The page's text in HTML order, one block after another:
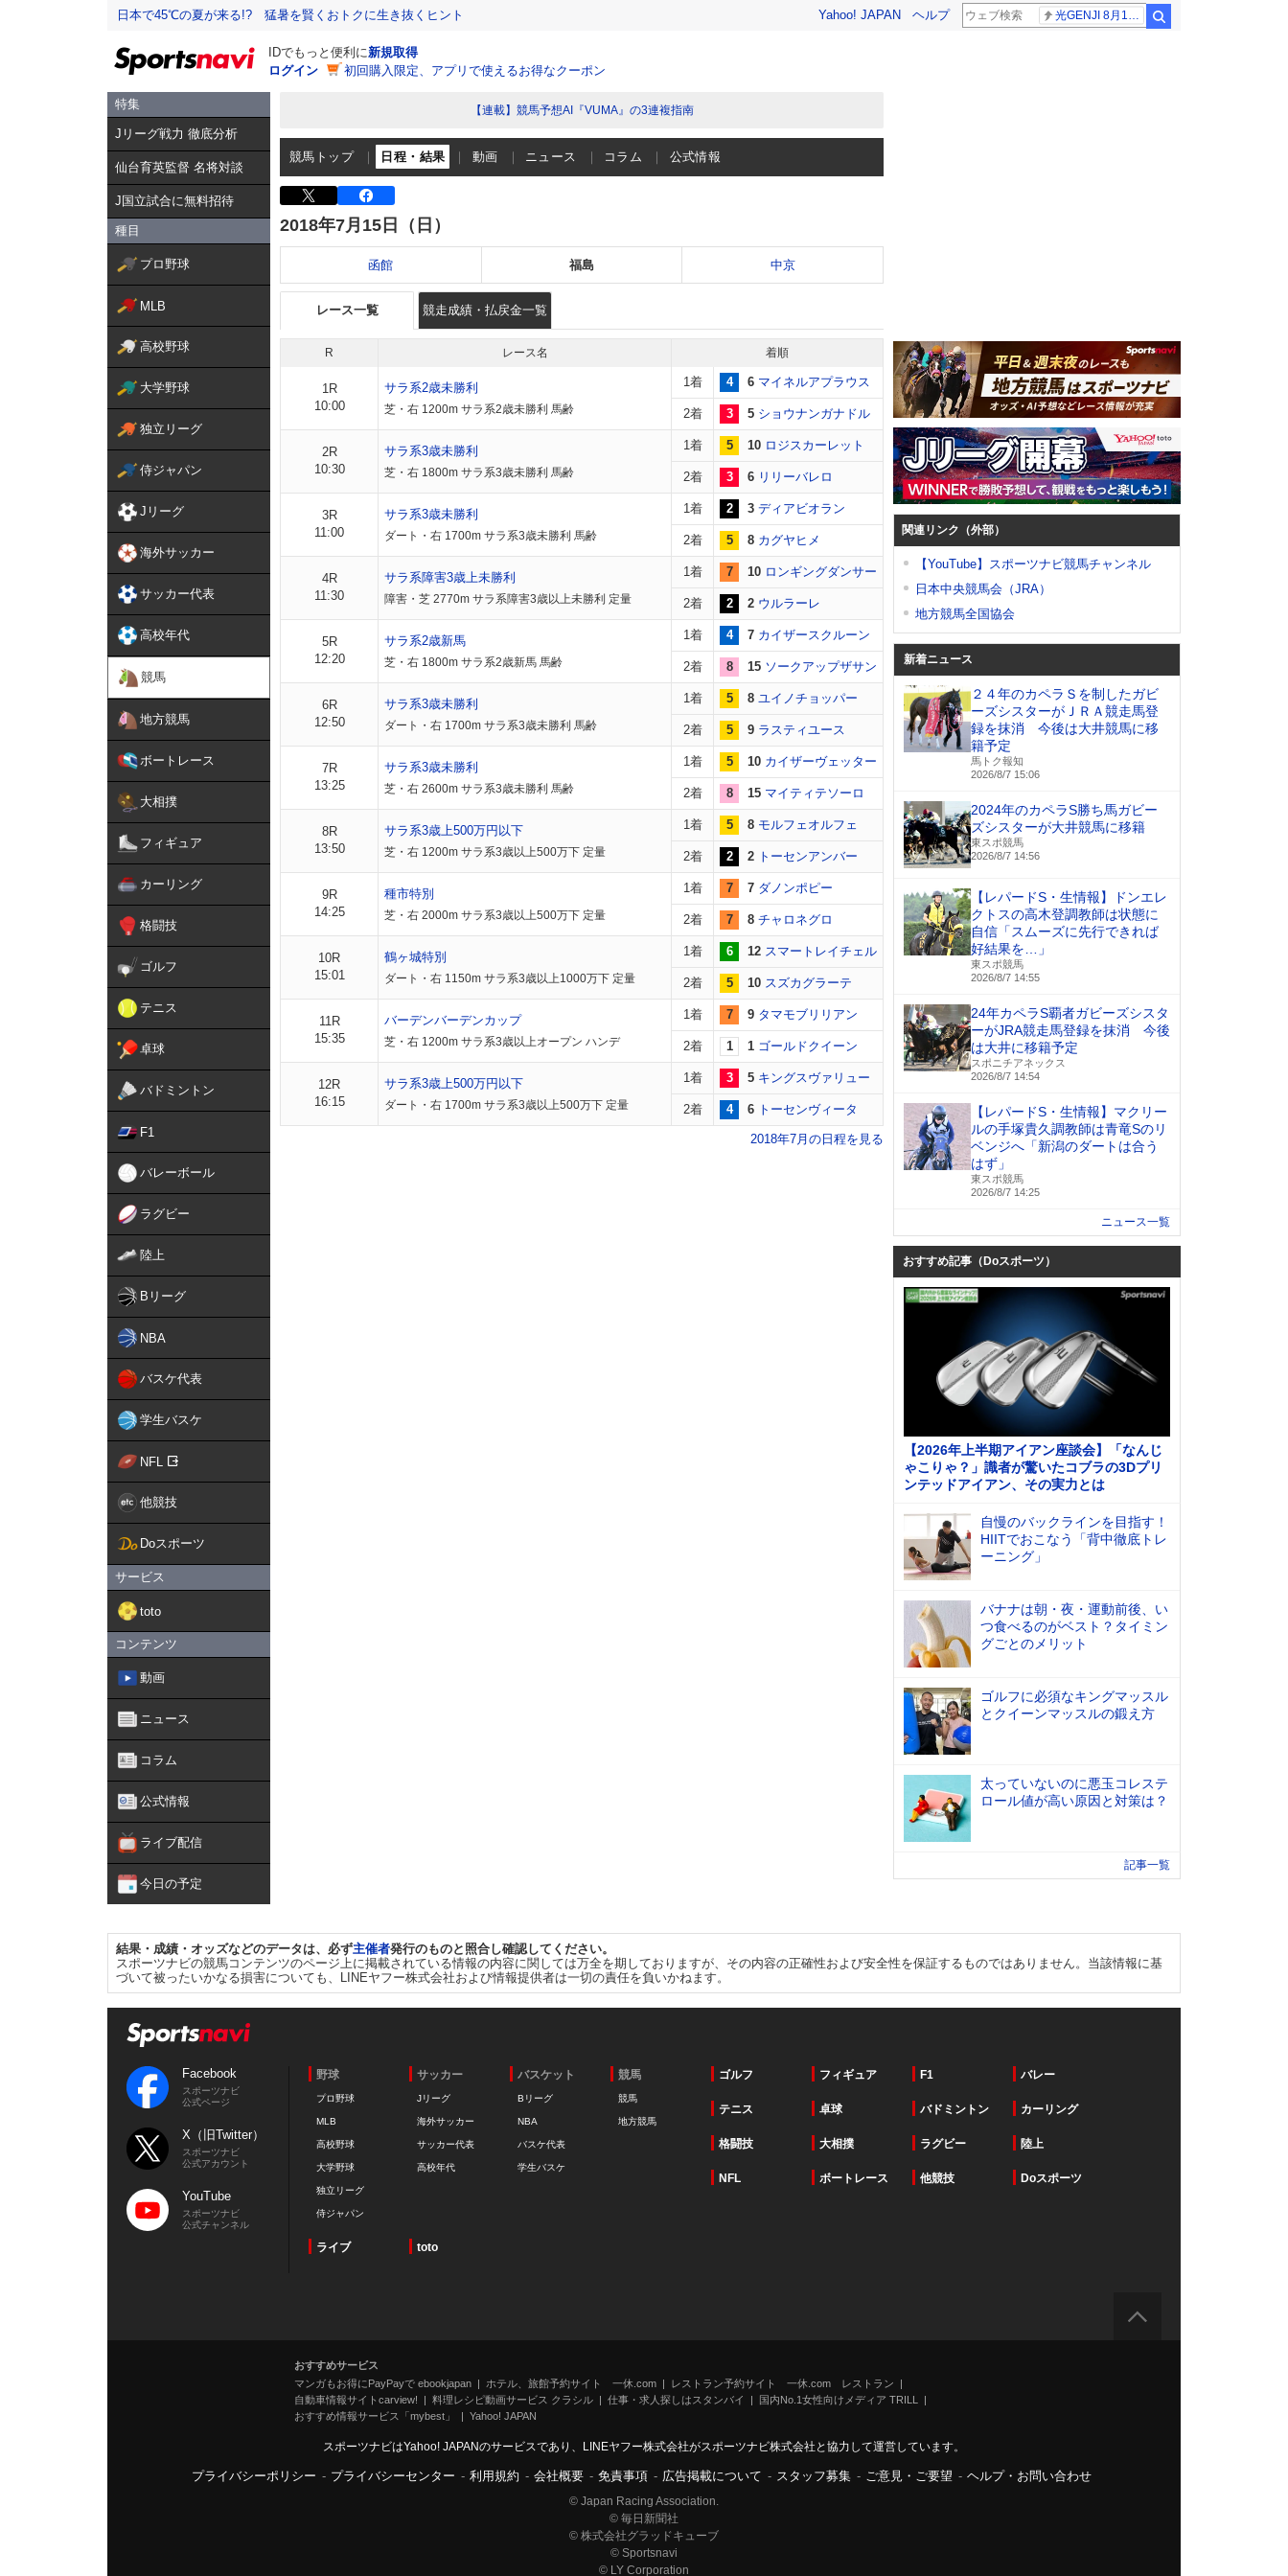
日本で45℃の夏が来る!? 猛暑を賢くおトクに生き抜くヒント Yahoo! JAPAN ヘルプ
IDでもっと便利に新規取得
ログイン
初回購入限定、アプリで使えるお得なクーポン
特集
Jリーグ戦力 徹底分析
仙台育英監督 名将対談
J国立試合に無料招待
種目
プロ野球
MLB
高校野球
大学野球
独立リーグ
侍ジャパン
Jリーグ
海外サッカー
サッカー代表
高校年代
競馬
地方競馬
ボートレース
大相撲
フィギュア
カーリング
格闘技
ゴルフ
テニス
卓球
バドミントン
F1
バレーボール
ラグビー
陸上
Bリーグ
NBA
バスケ代表
学生バスケ
NFL
他競技
Doスポーツ
サービス
toto
コンテンツ
動画
ニュース
コラム
公式情報
ライブ配信
今日の予定
【連載】競馬予想AI『VUMA』の3連複指南
競馬トップ 日程・結果 動画 ニュース コラム 公式情報
2018年7月15日（日）
函館 福島 中京
レース一覧 競走成績・払戻金一覧
R レース名 着順
1R
10:00
サラ系2歳未勝利
芝・右 1200m サラ系2歳未勝利 馬齢
1着 4 6 マイネルアプラウス
2着 3 5 ショウナンガナドル
2R
10:30
サラ系3歳未勝利
芝・右 1800m サラ系3歳未勝利 馬齢
1着 5 10 ロジスカーレット
2着 3 6 リリーバレロ
3R
11:00
サラ系3歳未勝利
ダート・右 1700m サラ系3歳未勝利 馬齢
1着 2 3 ディアビオラン
2着 5 8 カグヤヒメ
4R
11:30
サラ系障害3歳上未勝利
障害・芝 2770m サラ系障害3歳以上未勝利 定量
1着 7 10 ロンギングダンサー
2着 2 2 ウルラーレ
5R
12:20
サラ系2歳新馬
芝・右 1800m サラ系2歳新馬 馬齢
1着 4 7 カイザースクルーン
2着 8 15 ソークアップザサン
6R
12:50
サラ系3歳未勝利
ダート・右 1700m サラ系3歳未勝利 馬齢
1着 5 8 ユイノチョッパー
2着 5 9 ラスティユース
7R
13:25
サラ系3歳未勝利
芝・右 2600m サラ系3歳未勝利 馬齢
1着 5 10 カイザーヴェッター
2着 8 15 マイティテソーロ
8R
13:50
サラ系3歳上500万円以下
芝・右 1200m サラ系3歳以上500万下 定量
1着 5 8 モルフェオルフェ
2着 2 2 トーセンアンバー
9R
14:25
種市特別
芝・右 2000m サラ系3歳以上500万下 定量
1着 7 7 ダノンポピー
2着 7 8 チャロネグロ
10R
15:01
鶴ヶ城特別
ダート・右 1150m サラ系3歳以上1000万下 定量
1着 6 12 スマートレイチェル
2着 5 10 スズカグラーテ
11R
15:35
バーデンバーデンカップ
芝・右 1200m サラ系3歳以上オープン ハンデ
1着 7 9 タマモブリリアン
2着 1 1 ゴールドクイーン
12R
16:15
サラ系3歳上500万円以下
ダート・右 1700m サラ系3歳以上500万下 定量
1着 3 5 キングスヴァリュー
2着 4 6 トーセンヴィータ
2018年7月の日程を見る
関連リンク（外部）
【YouTube】スポーツナビ競馬チャンネル
日本中央競馬会（JRA）
地方競馬全国協会
新着ニュース
２４年のカペラＳを制したガビ
ーズシスターがＪＲＡ競走馬登
録を抹消 今後は大井競馬に移
籍予定
馬トク報知
2026/8/7 15:06
2024年のカペラS勝ち馬ガビー
ズシスターが大井競馬に移籍
東スポ競馬
2026/8/7 14:56
【レパードS・生情報】ドンエレ
クトスの高木登調教師は状態に
自信「スムーズに先行できれば
好結果を…」
東スポ競馬
2026/8/7 14:55
24年カペラS覇者ガビーズシスタ
ーがJRA競走馬登録を抹消 今後
は大井に移籍予定
スポニチアネックス
2026/8/7 14:54
【レパードS・生情報】マクリー
ルの手塚貴久調教師は青竜Sのリ
ベンジへ「新潟のダートは合う
はず」
東スポ競馬
2026/8/7 14:25
ニュース一覧
おすすめ記事（Doスポーツ）
【2026年上半期アイアン座談会】「なんじ
ゃこりゃ？」識者が驚いたコブラの3Dプリ
ンテッドアイアン、その実力とは
自慢のバックラインを目指す！
HIITでおこなう「背中徹底トレ
ーニング」
バナナは朝・夜・運動前後、い
つ食べるのがベスト？タイミン
グごとのメリット
ゴルフに必須なキングマッスル
とクイーンマッスルの鍛え方
太っていないのに悪玉コレステ
ロール値が高い原因と対策は？
記事一覧
結果・成績・オッズなどのデータは、必ず主催者発行のものと照合し確認してください。
スポーツナビの競馬コンテンツのページ上に掲載されている情報の内容に関しては万全を期しておりますが、その内容の正確性および安全性を保証するものではありません。当該情報に基
づいて被ったいかなる損害についても、LINEヤフー株式会社および情報提供者は一切の責任を負いかねます。
Facebook
スポーツナビ
公式ページ
X（旧Twitter）
スポーツナビ
公式アカウント
YouTube
スポーツナビ
公式チャンネル
野球
プロ野球
MLB
高校野球
大学野球
独立リーグ
侍ジャパン
サッカー
Jリーグ
海外サッカー
サッカー代表
高校年代
バスケット
Bリーグ
NBA
バスケ代表
学生バスケ
競馬
競馬
地方競馬
ゴルフ フィギュア F1 バレー
テニス 卓球 バドミントン カーリング
格闘技 大相撲 ラグビー 陸上
NFL ボートレース 他競技 Doスポーツ
ライブ toto
おすすめサービス
マンガもお得にPayPayで ebookjapan
ホテル、旅館予約サイト 一休.com
レストラン予約サイト 一休.com レストラン
自動車情報サイトcarview!
料理レシピ動画サービス クラシル 仕事・求人探しはスタンバイ
国内No.1女性向けメディア TRILL
おすすめ情報サービス「mybest」
Yahoo! JAPAN
スポーツナビはYahoo! JAPANのサービスであり、LINEヤフー株式会社がスポーツナビ株式会社と協力して運営しています。
プライバシーポリシー - プライバシーセンター - 利用規約 - 会社概要 - 免責事項 - 広告掲載について - スタッフ募集 - ご意見・ご要望 - ヘルプ・お問い合わせ
© Japan Racing Association.
© 毎日新聞社
© 株式会社グラッドキューブ
© Sportsnavi
© LY Corporation